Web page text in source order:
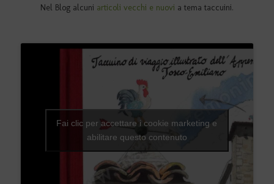
Nel Blog alcuni articoli vecchi e nuovi a tema taccuini.
Fai clic per accettare i cookie marketing e
abilitare questo contenuto